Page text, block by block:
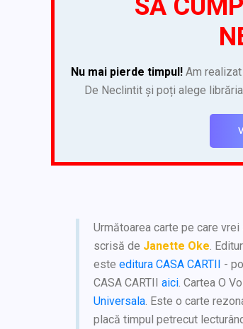
Nu mai pierde timpul! Am
De Neclintit și poți alege
Următoarea carte pe care
scrisă de Janette Oke.
este editura CASA CARTII -
CASA CARTII aici. Cartea O
Universala. Este o carte
placă timpul petrecut